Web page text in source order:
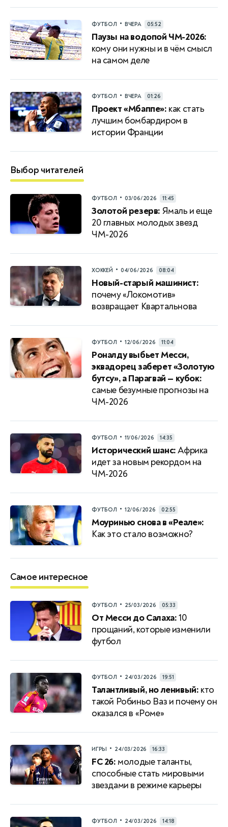
ФУТБОЛ • ВЧЕРА 05:52
Паузы на водопой ЧМ-2026:
кому они нужны и в чём смысл
на самом деле
ФУТБОЛ • ВЧЕРА 01:26
Проект «Мбаппе»: как стать
лучшим бомбардиром в
истории Франции
Выбор читателей
ФУТБОЛ • 03/06/2026 11:45
Золотой резерв: Ямаль и еще
20 главных молодых звезд
ЧМ-2026
ХОККЕЙ • 04/06/2026 08:04
Новый-старый машинист:
почему «Локомотив»
возвращает Квартальнова
ФУТБОЛ • 12/06/2026 11:04
Роналду выбьет Месси,
эквадорец заберет «Золотую
бутсу», а Парагвай — кубок:
самые безумные прогнозы на
ЧМ-2026
ФУТБОЛ • 11/06/2026 14:35
Исторический шанс:Африка
идет за новым рекордом на
ЧМ‑2026
ФУТБОЛ • 12/06/2026 02:55
Моуринью снова в «Реале»:
Как это стало возможно?
Самое интересное
ФУТБОЛ • 25/03/2026 05:33
От Месси до Салаха:10
прощаний, которые изменили
футбол
ФУТБОЛ • 24/03/2026 19:51
Талантливый, но ленивый: кто
такой Робиньо Ваз и почему он
оказался в «Роме»
ИГРЫ • 24/03/2026 16:33
FC 26: молодые таланты,
способные стать мировыми
звездами в режиме карьеры
ФУТБОЛ • 24/03/2026 14:18